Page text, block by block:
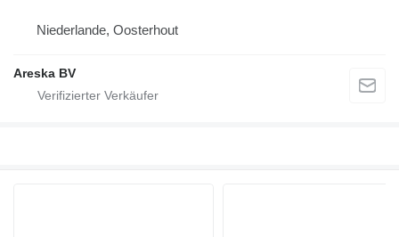
Niederlande, Oosterhout
Areska BV